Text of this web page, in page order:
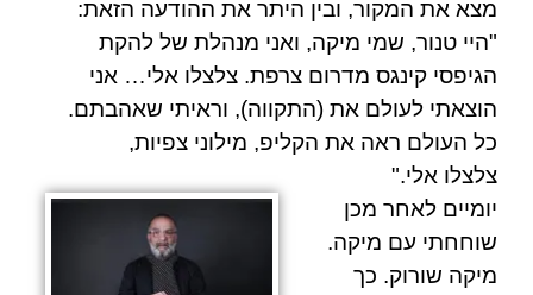
מצא את המקור, ובין היתר את ההודעה הזאת:
"היי טנור, שמי מיקה, ואני מנהלת של להקת
הגיפסי קינגס מדרום צרפת. צלצלו אלי… אני
הוצאתי לעולם את (התקווה), וראיתי שאהבתם.
כל העולם ראה את הקליפ, מילוני צפיות,
צלצלו אלי."
יומיים לאחר מכן
שוחחתי עם מיקה.
מיקה שורוק. כך